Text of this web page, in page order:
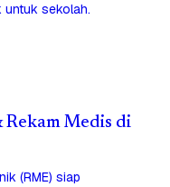
sekolah.
Rekam Medis di
(RME) siap